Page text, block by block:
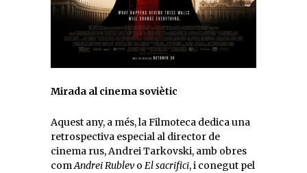
Mirada al cinema soviètic
Aquest any, a més, la Filmoteca dedica una
retrospectiva especial al director de
cinema rus, Andrei Tarkovski, amb obres
comAndrei Rublev o El sacrifici, i conegut pel